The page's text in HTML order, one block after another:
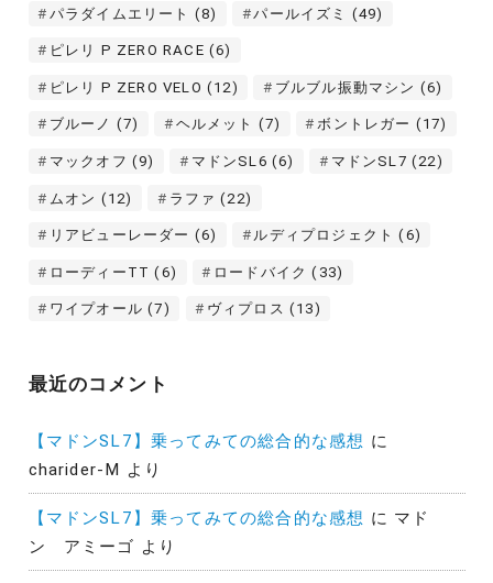
パラダイムエリート (8) パールイズミ (49)
ピレリ P ZERO RACE (6)
ピレリ P ZERO VELO (12) ブルブル振動マシン (6)
ブルーノ (7) ヘルメット (7) ボントレガー (17)
マックオフ (9) マドンSL6 (6) マドンSL7 (22)
ムオン (12) ラファ (22)
リアビューレーダー (6) ルディプロジェクト (6)
ローディーTT (6) ロードバイク (33)
ワイプオール (7) ヴィプロス (13)
最近のコメント
【マドンSL7】乗ってみての総合的な感想 に
charider-M より
【マドンSL7】乗ってみての総合的な感想 に マド
ン アミーゴ より